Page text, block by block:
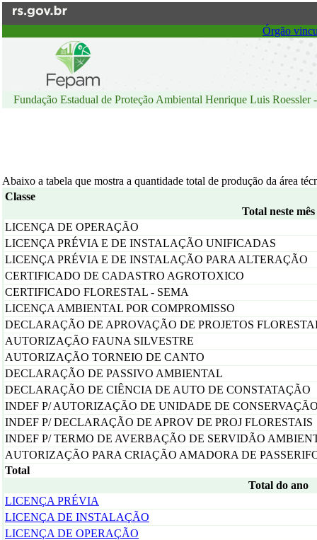
menu
Órgão
Fundação Estadual de Proteção Ambiental Henrique Luis Roessler
Abaixo a tabela que mostra a quantidade total de produção da área
Classe
Total neste mês
LICENÇA DE OPERAÇÃO
LICENÇA PRÉVIA E DE INSTALAÇÃO UNIFICADAS
LICENÇA PRÉVIA E DE INSTALAÇÃO PARA ALTERAÇÃO
CERTIFICADO DE CADASTRO AGROTOXICO
CERTIFICADO FLORESTAL - SEMA
LICENÇA AMBIENTAL POR COMPROMISSO
DECLARAÇÃO DE APROVAÇÃO DE PROJETOS
AUTORIZAÇÃO FAUNA SILVESTRE
AUTORIZAÇÃO TORNEIO DE CANTO
DECLARAÇÃO DE PASSIVO AMBIENTAL
DECLARAÇÃO DE CIÊNCIA DE AUTO DE CONSTATAÇÃO
INDEF P/ AUTORIZAÇÃO DE UNIDADE DE
INDEF P/ DECLARAÇÃO DE APROV DE PROJ FLORESTAIS
INDEF P/ TERMO DE AVERBAÇÃO DE SERVIDÃO
AUTORIZAÇÃO PARA CRIAÇÃO AMADORA DE
Total
Total do ano
LICENÇA PRÉVIA
LICENÇA DE INSTALAÇÃO
LICENÇA DE OPERAÇÃO